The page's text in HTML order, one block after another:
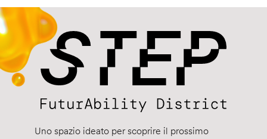
Uno spazio ideato per scoprire il prossimo